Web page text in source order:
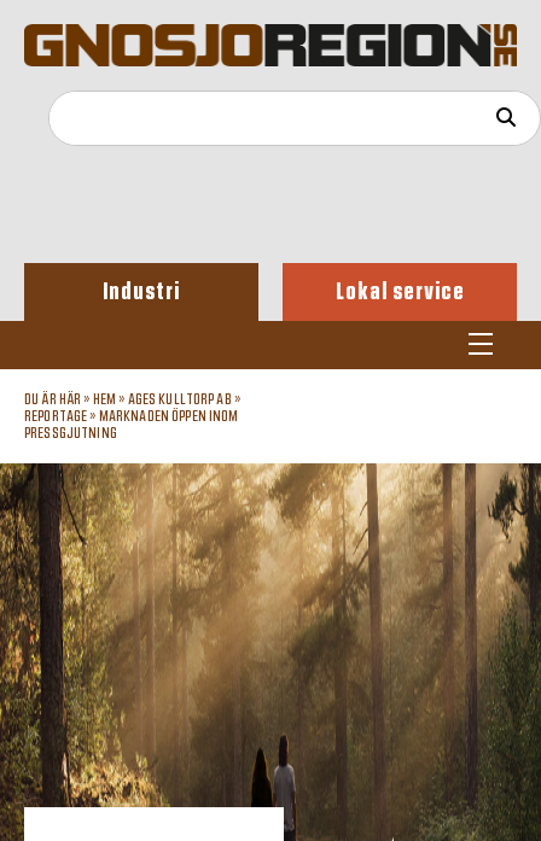
Industri Lokal service
DU ÄR HÄR » HEM » AGES KULLTORP AB »
REPORTAGE» MARKNADEN ÖPPEN INOM
PRESSGJUTNING